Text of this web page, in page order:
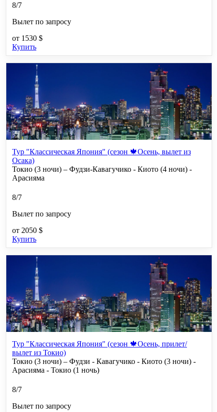
8/7
Вылет по запросу
от 1530 $
Купить
Тур "Классическая Япония" (сезон 🍁Осень, вылет из
Осака)
Токио (3 ночи) – Фудзи-Кавагучико - Киото (4 ночи) -
Арасияма
8/7
Вылет по запросу
от 2050 $
Купить
Тур "Классическая Япония" (сезон 🍁Осень, прилет/
вылет из Токио)
Токио (3 ночи) – Фудзи - Кавагучико - Киото (3 ночи) -
Арасияма - Токио (1 ночь)
8/7
Вылет по запросу